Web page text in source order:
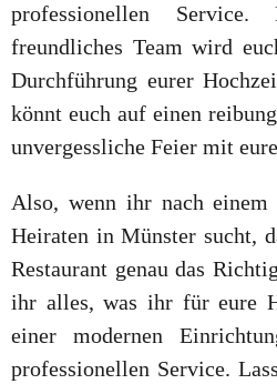
professionellen
freundliches Team wird
Durchführung eurer
könnt euch auf einen
unvergessliche Feier mit
Also, wenn ihr nach
Heiraten in Münster sucht,
Restaurant genau das
ihr alles, was ihr für eure
einer modernen
professionellen Service.